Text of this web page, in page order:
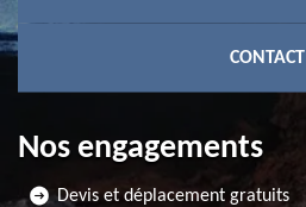
CONTACT
Nos engagements
Devis et déplacement gratuits